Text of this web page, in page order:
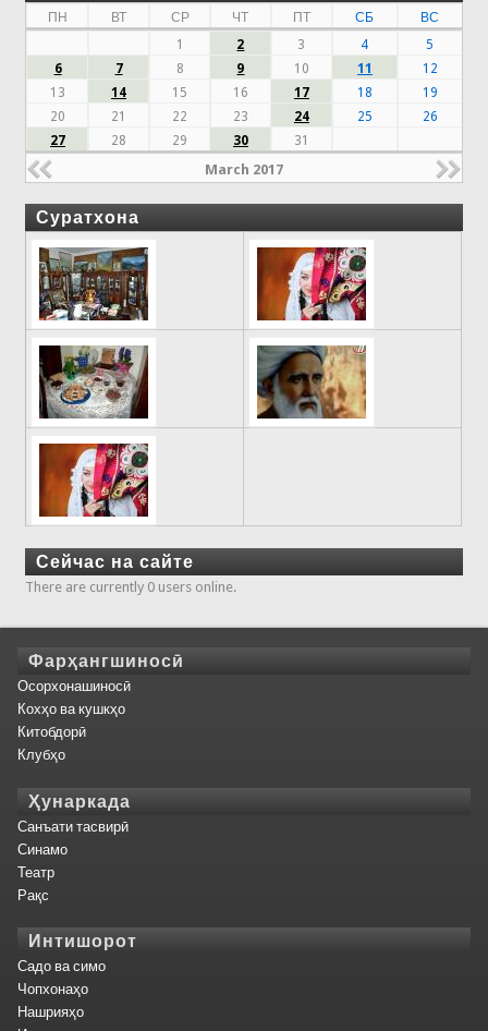
ПН ВТ СР ЧТ ПТ СБ
ВС
1
2 3 4
5
6
7 8 9 10 11
12
13
14 15 16 17 18
19
20
21 22 23 24 25
26
27
28 29 30 31
March 2017
Суратхона
Сейчас на сайте
There are currently 0 users online.
Фарҳангшиносӣ
Осорхонашиносӣ
Кохҳо ва кушкҳо
Китобдорӣ
Клубҳо
Ҳунаркада
Санъати тасвирӣ
Синамо
Театр
Рақс
Интишорот
Садо ва симо
Чопхонаҳо
Нашрияҳо